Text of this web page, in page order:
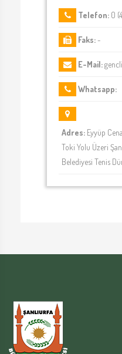
Telefon: 0
Faks:-
E-Mail:
Whatsapp:
Adres: Eyyüp
Toki Yolu Üzeri
Belediyesi Tenis